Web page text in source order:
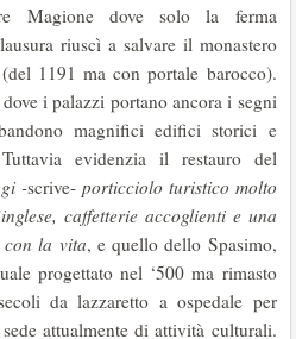
Magione dove solo la ferma
riuscì a salvare il monastero
1191 ma con portale barocco).
i palazzi portano ancora i segni
magnifici edifici storici e
evidenzia il restauro del
-scrive- porticciolo turistico molto
caffetterie accoglienti e una
la vita, e quello dello Spasimo,
progettato nel ‘500 ma rimasto
da lazzaretto a ospedale per
attualmente di attività culturali.